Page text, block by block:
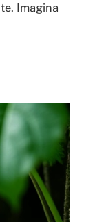
Imagina